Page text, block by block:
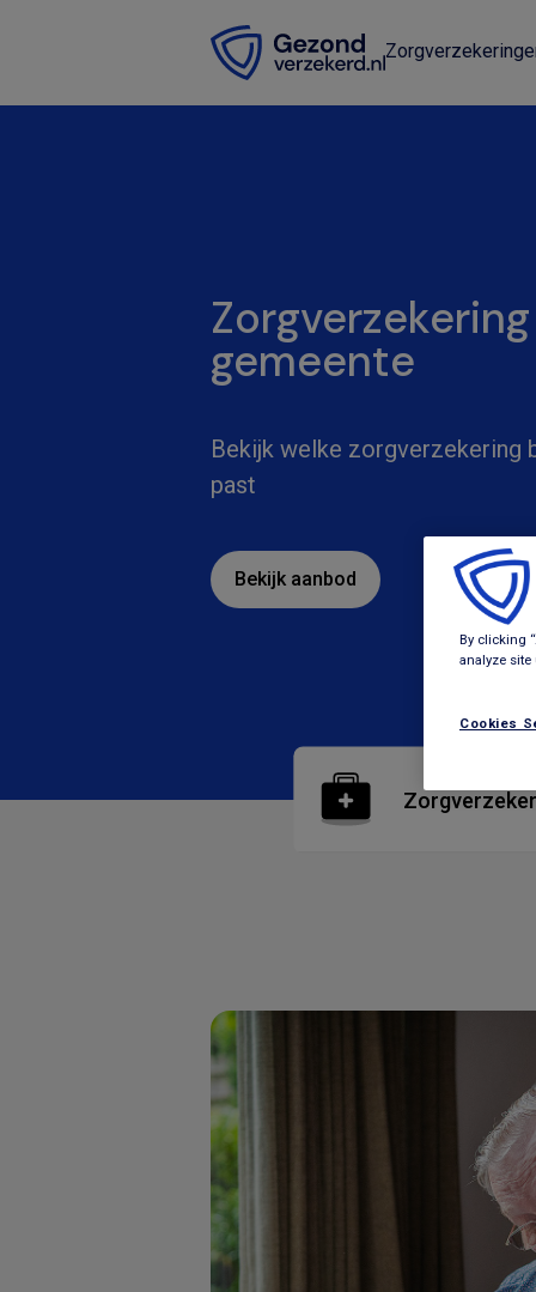
gemeente
Bekijk welke zorgverzekering
past
Bekijk aanbod
By clicking
analyze
Cookies